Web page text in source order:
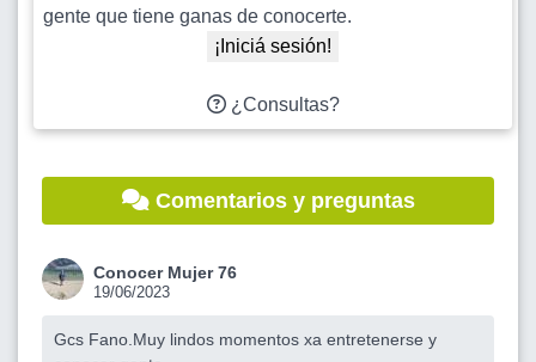
gente que tiene ganas de conocerte.
¡Iniciá sesión!
¿Consultas?
Comentarios y preguntas
Conocer Mujer 76
19/06/2023
Gcs Fano.Muy lindos momentos xa entretenerse y